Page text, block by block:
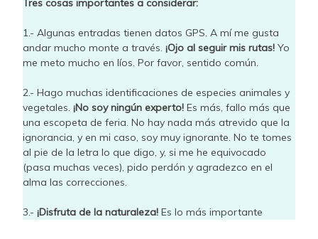
Tres cosas importantes a considerar:
1.- Algunas entradas tienen datos GPS. A mí me gusta
andar mucho monte a través. ¡Ojo al seguir mis rutas! Yo
me meto mucho en líos. Por favor, sentido común.
2.- Hago muchas identificaciones de especies animales y
vegetales. ¡No soy ningún experto! Es más, fallo más que
una escopeta de feria. No hay nada más atrevido que la
ignorancia, y en mi caso, soy muy ignorante. No te tomes
al pie de la letra lo que digo, y, si me he equivocado
(pasa muchas veces), pido perdón y agradezco en el
alma las correcciones.
3.- ¡Disfruta de la naturaleza! Es lo más importante